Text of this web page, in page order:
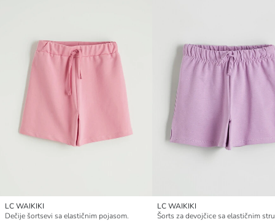
LC WAIKIKI
Dečije šortsevi sa elastičnim pojasom.
LC WAIKIKI
Šorts za devojčice sa elastičnim